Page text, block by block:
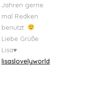
Jahren gerne
mal Redken
benutzt.
Liebe Grüße
Lisa♥
lisaslovelyworld